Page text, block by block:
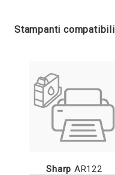
Stampanti compatibili
Sharp AR122